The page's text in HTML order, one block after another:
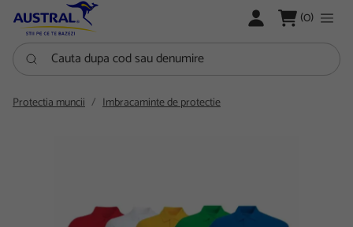
LOGARE (0)
Cauta dupa cod sau denumire
Protectia muncii Imbracaminte de protectie